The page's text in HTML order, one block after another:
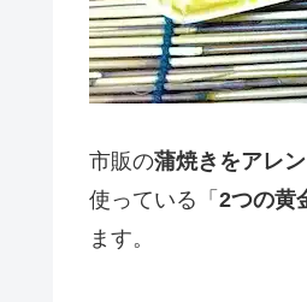
市販の蒲焼きをアレ
使っている「 2つの黄
ます。